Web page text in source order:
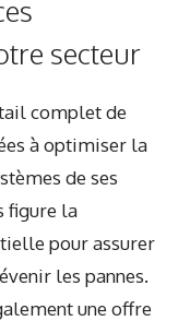
secteur
complet de
à optimiser la
de ses
figure la
pour assurer
les pannes.
une offre